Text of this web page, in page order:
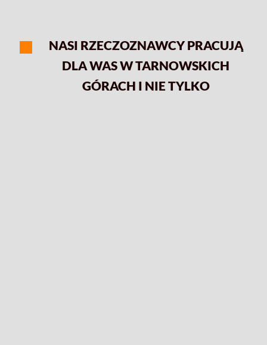
NASI RZECZOZNAWCY PRACUJĄ
DLA WAS W TARNOWSKICH
GÓRACH I NIE TYLKO